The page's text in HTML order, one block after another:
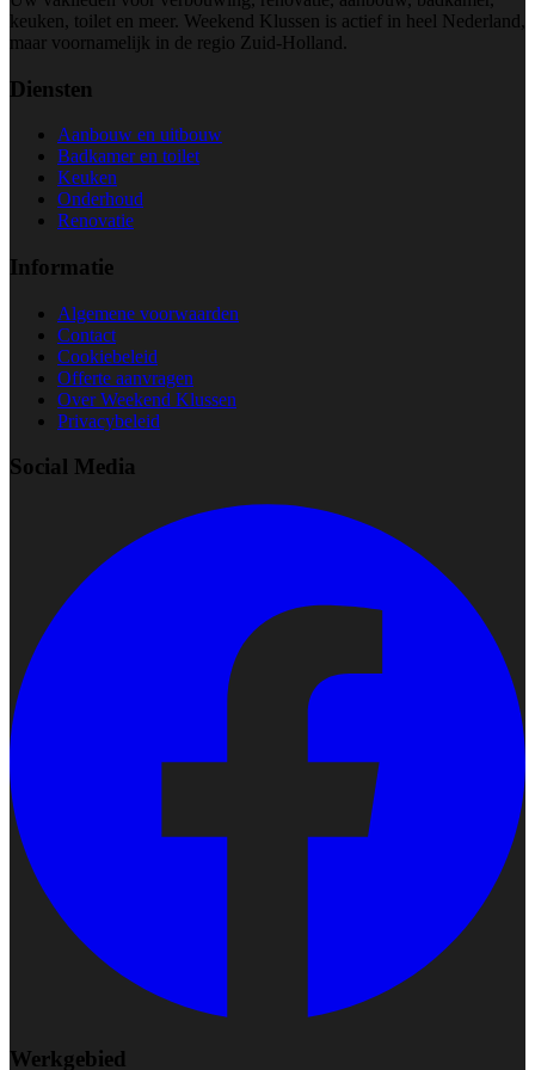
keuken, toilet en meer. Weekend Klussen is actief in heel Nederland,
maar voornamelijk in de regio Zuid-Holland.
Diensten
Aanbouw en uitbouw
Badkamer en toilet
Keuken
Onderhoud
Renovatie
Informatie
Algemene voorwaarden
Contact
Cookiebeleid
Offerte aanvragen
Over Weekend Klussen
Privacybeleid
Social Media
Werkgebied